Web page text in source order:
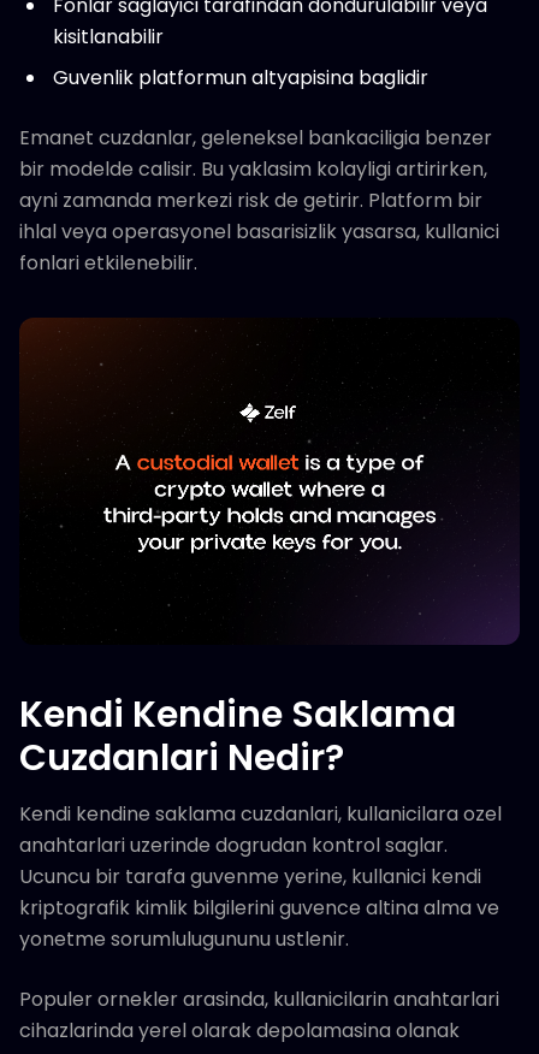
Fonlar saglayici tarafindan dondurulabilir veya
kisitlanabilir
Guvenlik platformun altyapisina baglidir
Emanet cuzdanlar, geleneksel bankaciligia benzer
bir modelde calisir. Bu yaklasim kolayligi artirirken,
ayni zamanda merkezi risk de getirir. Platform bir
ihlal veya operasyonel basarisizlik yasarsa, kullanici
fonlari etkilenebilir.
Kendi Kendine Saklama
Cuzdanlari Nedir?
Kendi kendine saklama cuzdanlari, kullanicilara ozel
anahtarlari uzerinde dogrudan kontrol saglar.
Ucuncu bir tarafa guvenme yerine, kullanici kendi
kriptografik kimlik bilgilerini guvence altina alma ve
yonetme sorumlulugununu ustlenir.
Populer ornekler arasinda, kullanicilarin anahtarlari
cihazlarinda yerel olarak depolamasina olanak